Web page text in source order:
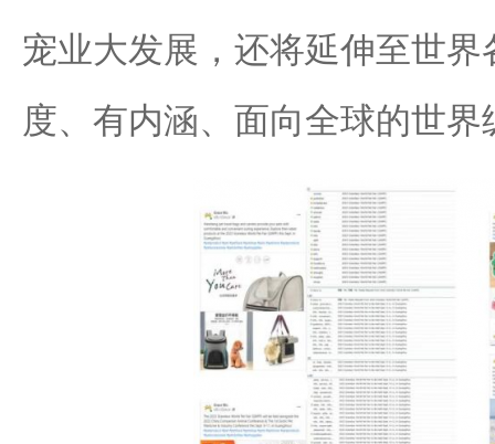
宠业大发展，还将延伸至世
度、有内涵、面向全球的世